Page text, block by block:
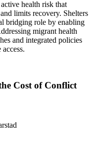
health risk that
limits recovery. Shelters
bridging role by enabling
migrant health
and integrated policies
Cost of Conflict